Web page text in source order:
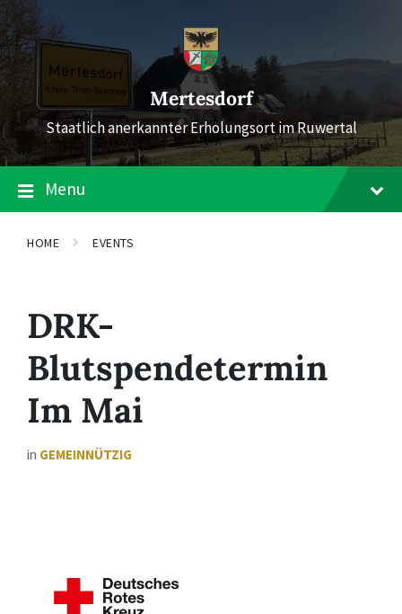
Skip
to
content
Skip
to
main
navigation
Skip
to
footer
Mertesdorf
Staatlich anerkannter Erholungsort im Ruwertal
Menu
HOME EVENTS
DRK-
Blutspendetermin
Im Mai
in GEMEINNÜTZIG